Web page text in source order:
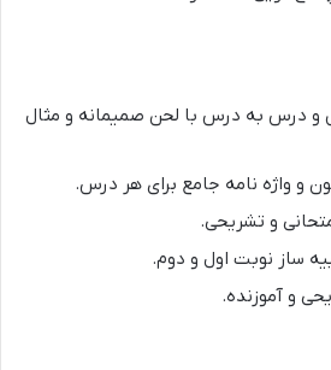
و درس به درس با لحن صمیمانه و مثال
و واژه نامه جامع برای هر درس.
و تشریحی.
ساز نوبت اول و دوم.
و آموزنده.